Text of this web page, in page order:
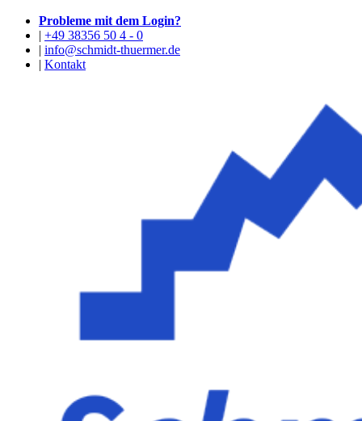
Probleme mit dem Login?
| +49 38356 50 4 - 0
| info@schmidt-thuermer.de
| Kontakt